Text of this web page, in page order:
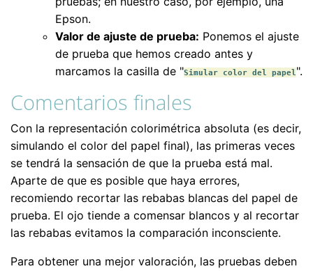
Epson.
Valor de ajuste de prueba: Ponemos el ajuste
de prueba que hemos creado antes y
marcamos la casilla de "Simular color del papel".
Comentarios finales
Con la representación colorimétrica absoluta (es decir,
simulando el color del papel final), las primeras veces
se tendrá la sensación de que la prueba está mal.
Aparte de que es posible que haya errores,
recomiendo recortar las rebabas blancas del papel de
prueba. El ojo tiende a comensar blancos y al recortar
las rebabas evitamos la comparación inconsciente.
Para obtener una mejor valoración, las pruebas deben